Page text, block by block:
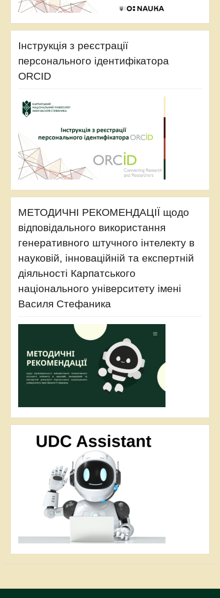
Інструкція з реєстрації
персонального ідентифікатора
ORCID
МЕТОДИЧНІ РЕКОМЕНДАЦІЇ щодо
відповідального використання
генеративного штучного інтелекту в
науковій, інноваційній та експертній
діяльності Карпатського
національного університету імені
Василя Стефаника